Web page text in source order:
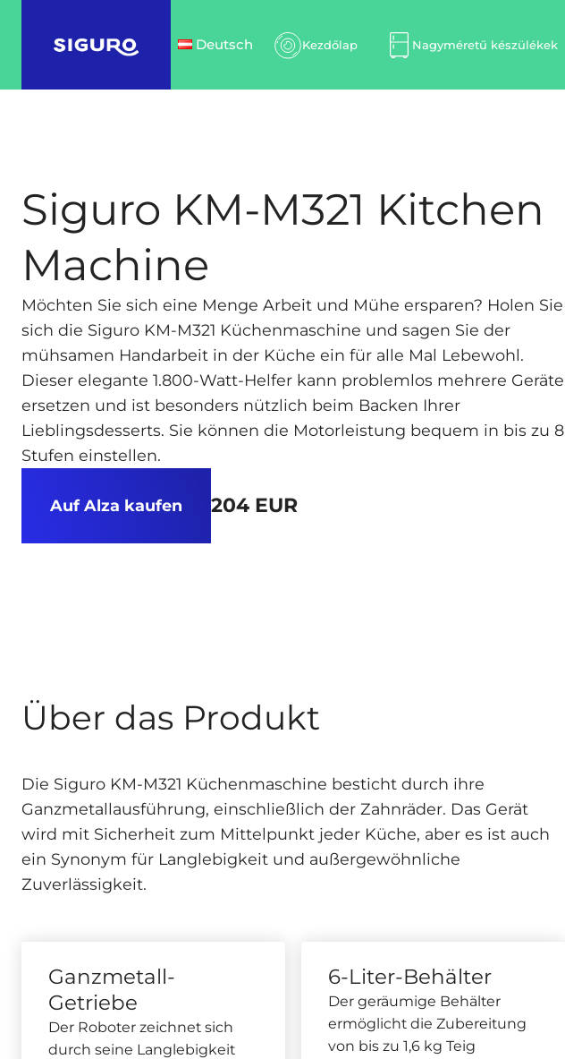
Deutsch Kezdőlap Nagyméretű készülékek
Siguro KM-M321 Kitchen
Machine
Möchten Sie sich eine Menge Arbeit und Mühe ersparen? Holen Sie
sich die Siguro KM-M321 Küchenmaschine und sagen Sie der
mühsamen Handarbeit in der Küche ein für alle Mal Lebewohl.
Dieser elegante 1.800-Watt-Helfer kann problemlos mehrere Geräte
ersetzen und ist besonders nützlich beim Backen Ihrer
Lieblingsdesserts. Sie können die Motorleistung bequem in bis zu 8
Stufen einstellen.
Auf Alza kaufen 204 EUR
Über das Produkt
Die Siguro KM-M321 Küchenmaschine besticht durch ihre
Ganzmetallausführung, einschließlich der Zahnräder. Das Gerät
wird mit Sicherheit zum Mittelpunkt jeder Küche, aber es ist auch
ein Synonym für Langlebigkeit und außergewöhnliche
Zuverlässigkeit.
Ganzmetall-
Getriebe
Der Roboter zeichnet sich
durch seine Langlebigkeit
6-Liter-Behälter
Der geräumige Behälter
ermöglicht die Zubereitung
von bis zu 1,6 kg Teig